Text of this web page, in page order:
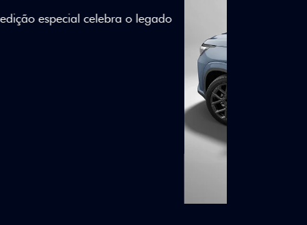
e detalhes em Citrus Green criam